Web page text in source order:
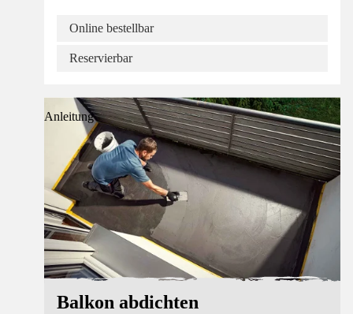
Online bestellbar
Reservierbar
Anleitung
Balkon abdichten